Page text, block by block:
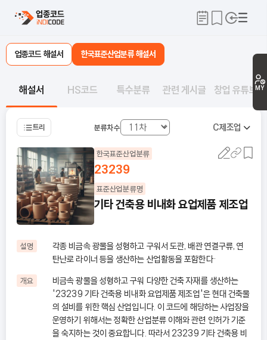
MY
업종코드 해설서 한국표준산업분류 해설서
해설서 HS코드 특수분류 관련 게시글 창업 유튜브
트리 분류차수 C제조업
한국표준산업분류
23239
표준산업분류명
기타 건축용 비내화 요업제품 제조업
설명
각종 비금속 광물을 성형하고 구워서 도관, 배관 연결구류, 연
탄난로 라이너 등을 생산하는 산업활동을 포함한다·
개요
비금속 광물을 성형하고 구워 다양한 건축 자재를 생산하는
'23239 기타 건축용 비내화 요업제품 제조업'은 현대 건축물
의 설비를 위한 핵심 산업입니다. 이 코드에 해당하는 사업장을
운영하기 위해서는 정확한 산업분류 이해와 관련 인허가 기준
을 숙지하는 것이 중요합니다. 따라서 23239 기타 건축용 비